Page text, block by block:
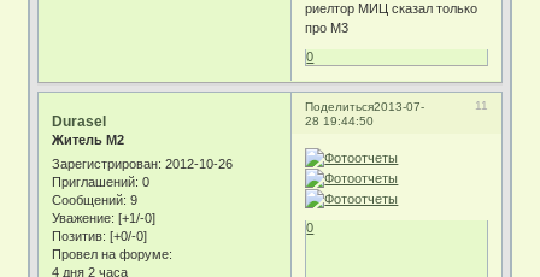
риелтор МИЦ сказал только
про М3
0
Поделиться 11
2013-07-
28 19:44:50
Durasel
Житель М2
Зарегистрирован: 2012-10-26
Приглашений: 0
Сообщений: 9
Уважение: [+1/-0]
Позитив: [+0/-0]
Провел на форуме:
4 дня 2 часа
0